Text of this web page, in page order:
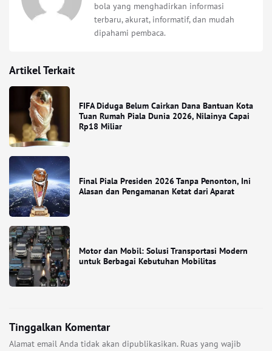
bola yang menghadirkan informasi
terbaru, akurat, informatif, dan mudah
dipahami pembaca.
Artikel Terkait
FIFA Diduga Belum Cairkan Dana Bantuan Kota
Tuan Rumah Piala Dunia 2026, Nilainya Capai
Rp18 Miliar
Final Piala Presiden 2026 Tanpa Penonton, Ini
Alasan dan Pengamanan Ketat dari Aparat
Motor dan Mobil: Solusi Transportasi Modern
untuk Berbagai Kebutuhan Mobilitas
Tinggalkan Komentar
Alamat email Anda tidak akan dipublikasikan. Ruas yang wajib